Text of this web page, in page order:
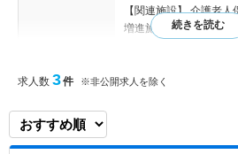
【関連施設】 介護老
増進施設 Pitch(ピッ
特色
地域の方の健康寿命を
求人数 3件 ※非公開求人を除く